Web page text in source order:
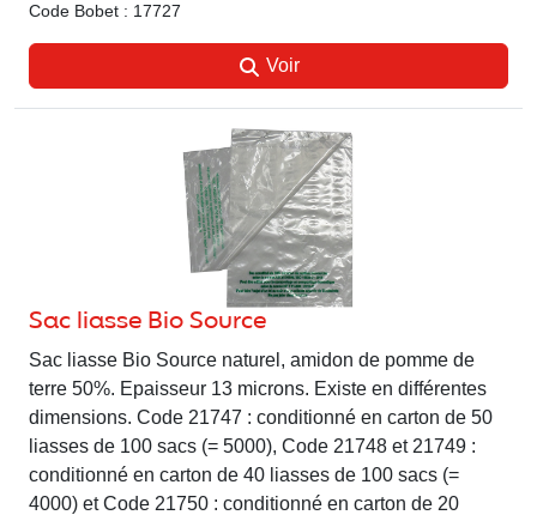
Code Bobet : 17727
Voir
Sac liasse Bio Source
Sac liasse Bio Source naturel, amidon de pomme de
terre 50%. Epaisseur 13 microns. Existe en différentes
dimensions. Code 21747 : conditionné en carton de 50
liasses de 100 sacs (= 5000), Code 21748 et 21749 :
conditionné en carton de 40 liasses de 100 sacs (=
4000) et Code 21750 : conditionné en carton de 20